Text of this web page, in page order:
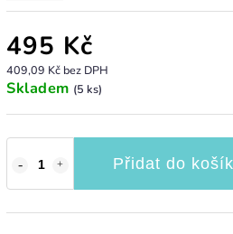
495 Kč
409,09 Kč bez DPH
Skladem (5 ks)
Přidat do